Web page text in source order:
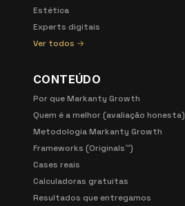
Estética
Experts digitais
Ver todos →
CONTEÚDO
Por que Markanty Growth
Quem é a melhor (avaliação honesta)
Metodologia Markanty Growth
Frameworks (Originals™)
Cases reais
Calculadoras gratuitas
Resultados que entregamos